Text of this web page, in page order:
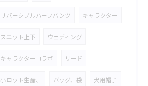
リバーシブルハーフパンツ キャラクター
スエット上下 ウェディング
キャラクターコラボ リード
小ロット生産、 バッグ、袋 犬用帽子